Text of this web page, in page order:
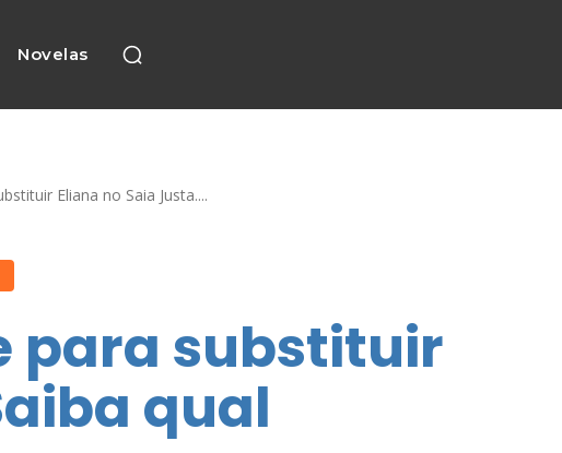
Novelas
Eliana no Saia Justa....
para substituir
qual